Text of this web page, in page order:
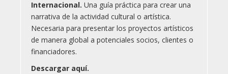
Internacional. Una guía práctica para crear una
narrativa de la actividad cultural o artística.
Necesaria para presentar los proyectos artísticos
de manera global a potenciales socios, clientes o
financiadores.
Descargar aquí.